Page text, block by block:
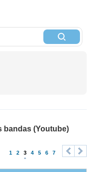
bandas (Youtube)
1 2 3 4 5 6 7
< >